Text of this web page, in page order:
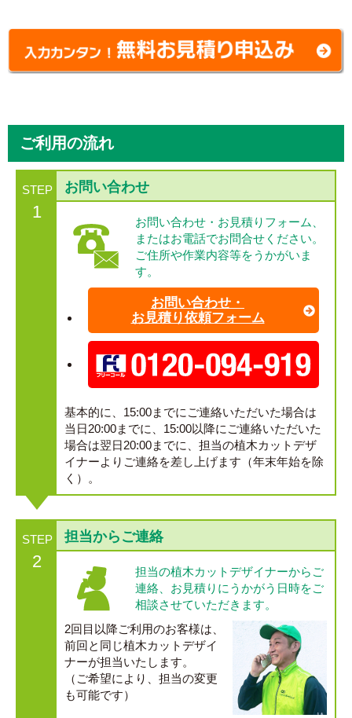
ご利用の流れ
STEP
1
お問い合わせ
お問い合わせ・お見積りフォーム、
またはお電話でお問合せください。
ご住所や作業内容等をうかがいま
す。
お問い合わせ・
お見積り依頼フォーム
基本的に、15:00までにご連絡いただいた場合は
当日20:00までに、15:00以降にご連絡いただいた
場合は翌日20:00までに、担当の植木カットデザ
イナーよりご連絡を差し上げます（年末年始を除
く）。
STEP
2
担当からご連絡
担当の植木カットデザイナーからご
連絡、お見積りにうかがう日時をご
相談させていただきます。
2回目以降ご利用のお客様は、
前回と同じ植木カットデザイ
ナーが担当いたします。
（ご希望により、担当の変更
も可能です）